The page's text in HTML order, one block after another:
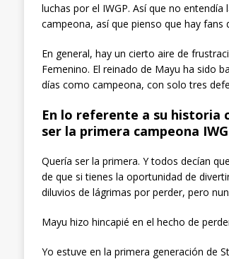
luchas por el IWGP. Así que no
campeona, así que pienso que hay fans
En general, hay un cierto aire de
Femenino. El reinado de Mayu ha sido
días como campeona, con solo tres
En lo referente a su historia
ser la primera campeona
Quería ser la primera. Y todos decían
de que si tienes la oportunidad de
diluvios de lágrimas por perder, pero
Mayu hizo hincapié en el hecho de
Yo estuve en la primera generación de